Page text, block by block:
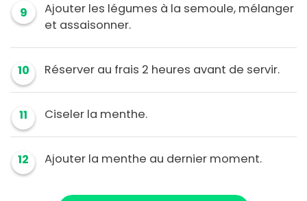
9
Ajouter les légumes à la semoule, mélanger
et assaisonner.
10 Réserver au frais 2 heures avant de servir.
11 Ciseler la menthe.
12 Ajouter la menthe au dernier moment.